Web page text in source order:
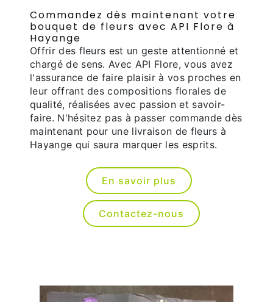
Commandez dès maintenant votre
bouquet de fleurs avec API Flore à
Hayange
Offrir des fleurs est un geste attentionné et
chargé de sens. Avec API Flore, vous avez
l'assurance de faire plaisir à vos proches en
leur offrant des compositions florales de
qualité, réalisées avec passion et savoir-
faire. N'hésitez pas à passer commande dès
maintenant pour une livraison de fleurs à
Hayange qui saura marquer les esprits.
En savoir plus
Contactez-nous